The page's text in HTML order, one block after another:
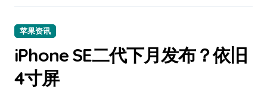
苹果资讯
iPhone SE二代下月发布？依旧
4寸屏